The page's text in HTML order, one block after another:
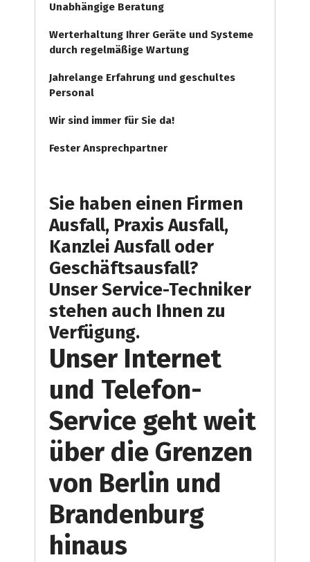
Unabhängige Beratung
Werterhaltung Ihrer Geräte und Systeme
durch regelmäßige Wartung
Jahrelange Erfahrung und geschultes
Personal
Wir sind immer für Sie da!
Fester Ansprechpartner
Sie haben einen Firmen
Ausfall, Praxis Ausfall,
Kanzlei Ausfall oder
Geschäftsausfall?
Unser Service-Techniker
stehen auch Ihnen zu
Verfügung.
Unser Internet
und Telefon-
Service geht weit
über die Grenzen
von Berlin und
Brandenburg
hinaus